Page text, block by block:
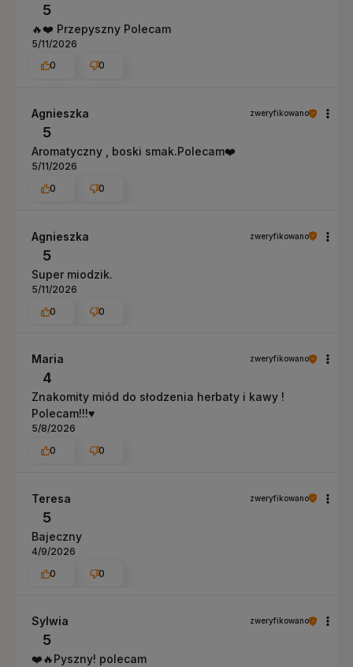
5
🔥❤️ Przepyszny Polecam
5/11/2026
0
0
Agnieszka zweryfikowano
5
Aromatyczny , boski smak.Polecam❤️
5/11/2026
0
0
Agnieszka zweryfikowano
5
Super miodzik.
5/11/2026
0
0
Maria zweryfikowano
4
Znakomity miód do słodzenia herbaty i kawy !
Polecam!!!♥️
5/8/2026
0
0
Teresa zweryfikowano
5
Bajeczny
4/9/2026
0
0
Sylwia zweryfikowano
5
❤️🔥Pyszny! polecam